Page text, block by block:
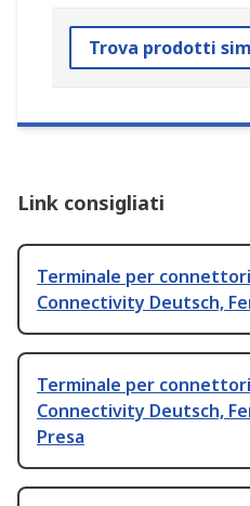
Trova prodotti
Link consigliati
Terminale per
Connectivity Deutsch,
Terminale per
Connectivity Deutsch,
Presa